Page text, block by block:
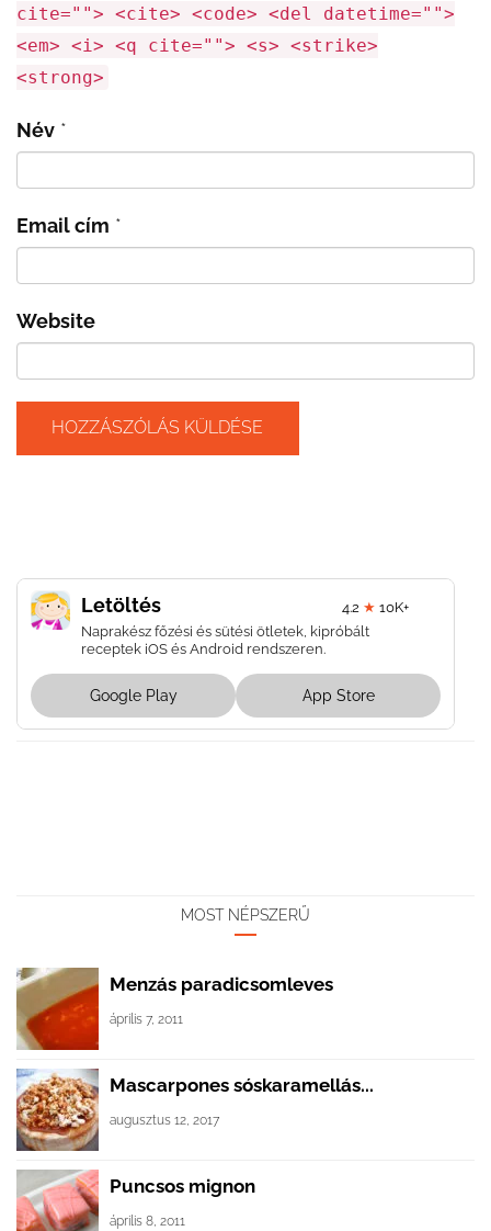
cite=""> <cite> <code> <del datetime="">
<em> <i> <q cite=""> <s> <strike>
<strong>
Név *
Email cím *
Website
Letöltés 4.2 ★ 10K+
Naprakész főzési és sütési ötletek, kipróbált
receptek iOS és Android rendszeren.
Google Play App Store
MOST NÉPSZERŰ
Menzás paradicsomleves
április 7, 2011
Mascarpones sóskaramellás...
augusztus 12, 2017
Puncsos mignon
április 8, 2011